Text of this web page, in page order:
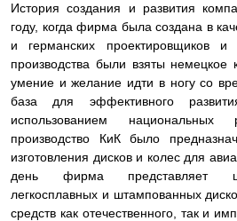
История создания и развития
году, когда фирма была создана в
и германских проектировщиков
производства были взяты немецкое
умение и желание идти в ногу со
база для эффективного
использованием национальных
производство КиК было
изготовления дисков и колес для
день фирма представляет
легкосплавных и штампованных
средств как отечественного, так и